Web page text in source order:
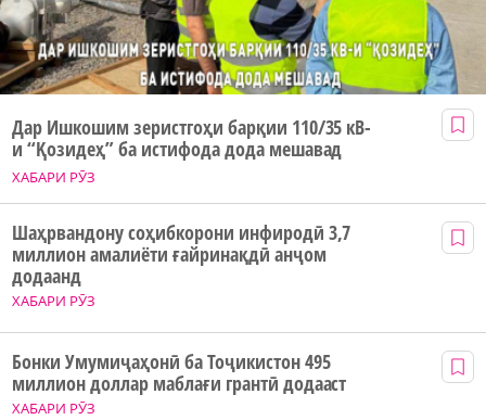
ХАБАРИ РӮЗ
Дар Ишкошим зеристгоҳи барқии 110/35 кВ-
и “Қозидеҳ” ба истифода дода мешавад
ХАБАРИ РӮЗ
Шаҳрвандону соҳибкорони инфиродӣ 3,7
миллион амалиёти ғайринақдӣ анҷом
додаанд
ХАБАРИ РӮЗ
Бонки Умумиҷаҳонӣ ба Тоҷикистон 495
миллион доллар маблағи грантӣ додааст